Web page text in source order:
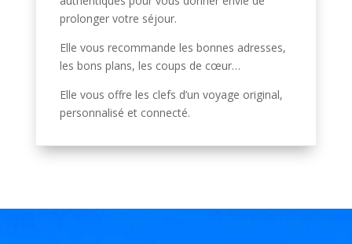
prolonger votre séjour.
Elle vous recommande les bonnes adresses,
les bons plans, les coups de cœur…
Elle vous offre les clefs d’un voyage original,
personnalisé et connecté.